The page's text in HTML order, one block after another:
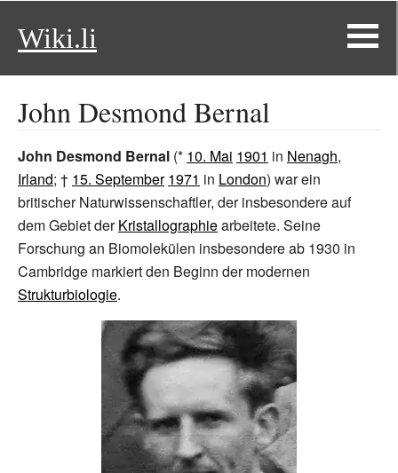
Wiki.li
John Desmond Bernal
John Desmond Bernal (* 10. Mai 1901 in Nenagh,
Irland; † 15. September 1971 in London) war ein
britischer Naturwissenschaftler, der insbesondere auf
dem Gebiet derKristallographiearbeitete. Seine
Forschung an Biomolekülen insbesondere ab 1930 in
Cambridge markiert den Beginn der modernen
Strukturbiologie.